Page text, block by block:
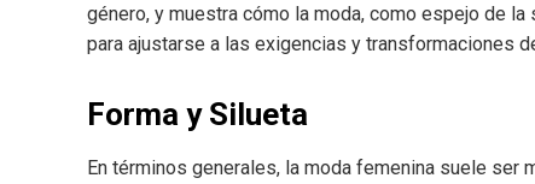
género, y muestra cómo la moda, como espejo de
para ajustarse a las exigencias y transformaciones
Forma y Silueta
En términos generales, la moda femenina suele